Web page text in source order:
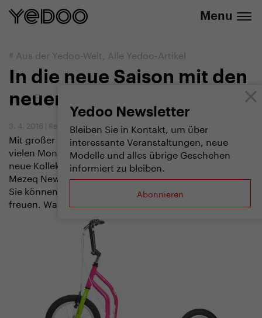
Menu
Yedoo Newsletter
Bleiben Sie in Kontakt, um über
interessante Veranstaltungen, neue
Modelle und alles übrige Geschehen
informiert zu bleiben.
Abonnieren
# Aus der Yedoo-Welt, Alle Yedoo-Artikel
In die neue Saison mit den
neuen Tretrollern Yedoo
3. 4. 2016 | Redaktion
Mit großer Freude kündigen wir an, dass wir nach
vielen Monaten intensiver Arbeit auf den Markt eine
neue Kollektion der Tretroller in der Große (Yedoo
Mezeq New, Yedoo City New, Yedoo Ox New) bringen.
Sie können sich auf ganze Reihe von Innovationen
freuen. Was haben wir alles aufgebessert?